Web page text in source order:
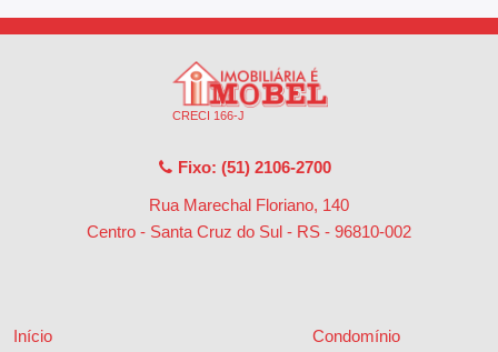
CRECI 166-J
Fixo: (51) 2106-2700
Rua Marechal Floriano, 140
Centro - Santa Cruz do Sul - RS - 96810-002
Início Condomínio